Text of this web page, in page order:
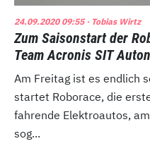
24.09.2020 09:55· Tobias Wirtz
Zum Saisonstart der
Team Acronis SIT
Am Freitag ist es endlich
startet Roborace, die
fahrende Elektroautos,
sog...